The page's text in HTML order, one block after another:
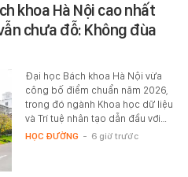
khoa Hà Nội cao nhất
chưa đỗ: Không đùa
Đại học Bách khoa Hà Nội vừa
công bố điểm chuẩn năm 2026,
trong đó ngành Khoa học dữ liệu
và Trí tuệ nhân tạo dẫn đầu với…
HỌC ĐƯỜNG - 6 giờ trước